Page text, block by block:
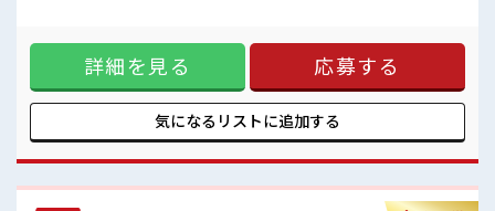
■最短2営業日で入寮も可！
※規定有
■職場の雰囲気
《20・30代の男性スタッフさんも活躍中》
職場の人間関係⇒良好♪
未経験でも安心な就業環境！
社内設備もバッチリ★
月もらえるからお財布が潤いまくり！ ＼遠方の方も安心◎寮
完備/ ◎ワンルーム寮 ◎家電付き1R寮 ◎駐車場完備なのでマ
イカー持ち込みOK ほかにも... ・赴任時は現地までの移動交通
費支給 ・寮から自転車やバイク通勤OKの寮もあり※空き状況
による ・長岡京駅/京阪淀駅/阪急西山天王山駅から無料送迎
バスもあり さらに大阪で「ハリウッド映画の世界」を体験で
あるので休みの日がワクワクする事間違いなし！ ■最短即日
入社決定！ 条件があえば応募のその日に入社決定もできる！
詳細を見る 応募する
気になるリストに追加する